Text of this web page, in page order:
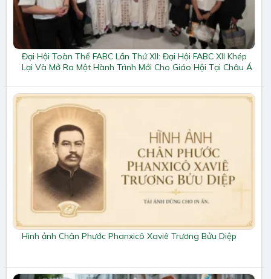
Đại Hội Toàn Thể FABC Lần Thứ XII: Đại Hội FABC XII Khép
Lại Và Mở Ra Một Hành Trình Mới Cho Giáo Hội Tại Châu Á
Hình ảnh Chân Phước Phanxicô Xaviê Trương Bửu Diệp